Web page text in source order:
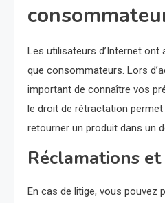
Les utilisateurs d’Internet
que consommateurs. Lors
important de connaître vos
le droit de rétractation
retourner un produit dans un
Réclamations
En cas de litige, vous pouvez